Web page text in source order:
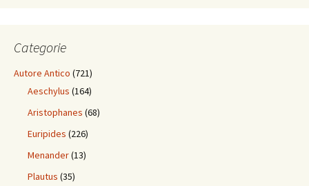
Categorie
Autore Antico (721)
Aeschylus (164)
Aristophanes (68)
Euripides (226)
Menander(13)
Plautus (35)